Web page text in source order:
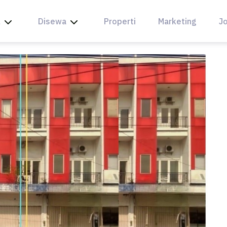
Disewa Properti Marketing